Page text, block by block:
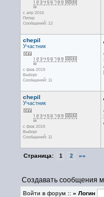
с апр 2015
Питер
Сообщений: 12
chepil
Участник
с фев 2019
Выборг
Сообщений: 11
chepil
Участник
с фев 2019
Выборг
Сообщений: 11
Страница: 1 2 »»
Создавать сообщения
Войти в форум :: » Логин